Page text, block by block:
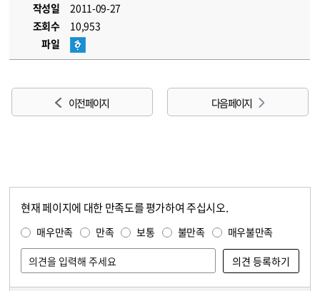
작성일
2011-09-27
조회수
10,953
파일
이전 페이지 다음 페이지
현재 페이지에 대한 만족도를 평가하여 주십시오.
매우만족 만족 보통 불만족 매우불만족